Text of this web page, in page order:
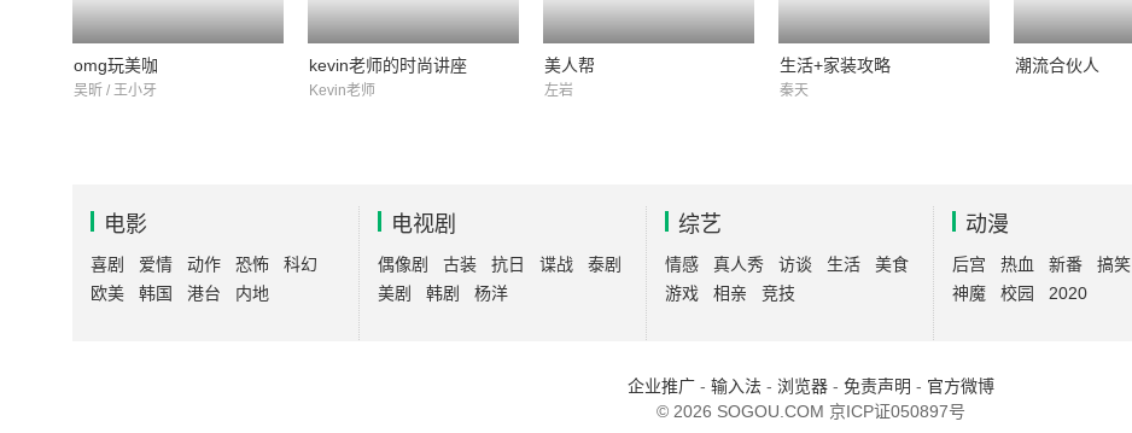
omg玩美咖
吴昕 / 王小牙
kevin老师的时尚讲座
Kevin老师
美人帮
左岩
生活+家装攻略
秦天
潮流合伙人
电影
喜剧 爱情 动作 恐怖
科幻
欧美
韩国 港台 内地
电视剧
偶像剧 古装 抗日 谍战
泰剧
美剧
韩剧 杨洋
综艺
情感 真人秀 访谈 生活
美食
游戏
相亲 竞技
动漫
后宫 热血 新番 搞笑
神魔
校园 2020
企业推广 - 输入法 - 浏览器 - 免责声明 - 官方微博
© 2026 SOGOU.COM 京ICP证050897号